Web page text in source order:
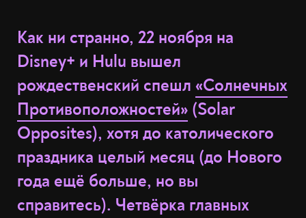
Как ни странно, 22 ноября на
Disney+ и Hulu вышел
рождественский спешл «Солнечных
Противоположностей» (Solar
Opposites), хотя до католического
праздника целый месяц (до Нового
года ещё больше, но вы
справитесь). Четвёрка главных